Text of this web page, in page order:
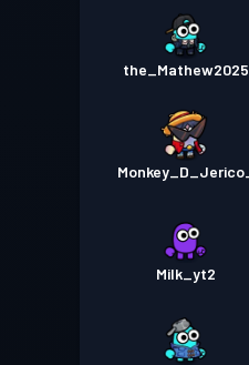
the_Mathew2025
Monkey_D_Jerico_
Milk_yt2